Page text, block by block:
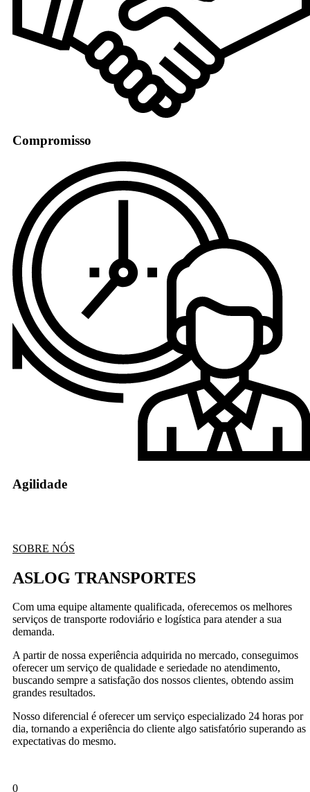
Compromisso
Agilidade
SOBRE NÓS
ASLOG TRANSPORTES
Com uma equipe altamente qualificada, oferecemos os melhores
serviços de transporte rodoviário e logística para atender a sua
demanda.
A partir de nossa experiência adquirida no mercado, conseguimos
oferecer um serviço de qualidade e seriedade no atendimento,
buscando sempre a satisfação dos nossos clientes, obtendo assim
grandes resultados.
Nosso diferencial é oferecer um serviço especializado 24 horas por
dia, tornando a experiência do cliente algo satisfatório superando as
expectativas do mesmo.
0